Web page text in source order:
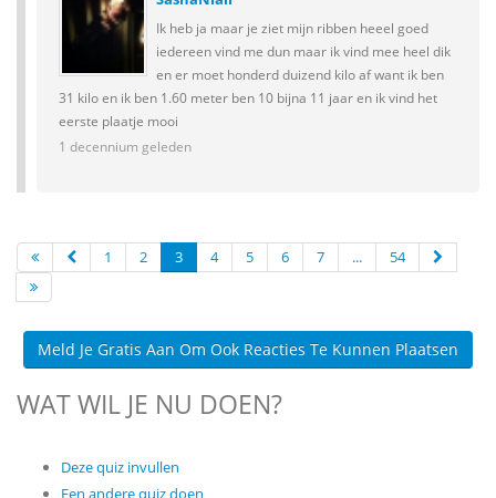
Ik heb ja maar je ziet mijn ribben heeel goed
iedereen vind me dun maar ik vind mee heel dik
en er moet honderd duizend kilo af want ik ben
31 kilo en ik ben 1.60 meter ben 10 bijna 11 jaar en ik vind het
eerste plaatje mooi
1 decennium geleden
1 2 3 4 5 6 7 ... 54
Meld Je Gratis Aan Om Ook Reacties Te Kunnen Plaatsen
WAT WIL JE NU DOEN?
Deze quiz invullen
Een andere quiz doen